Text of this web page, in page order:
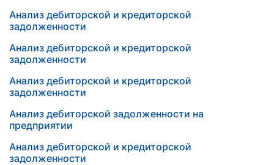
Анализ дебиторской и кредиторской
задолженности
Анализ дебиторской и кредиторской
задолженности
Анализ дебиторской и кредиторской
задолженности
Анализ дебиторской задолженности на
предприятии
Анализ дебиторской и кредиторской
задолженности